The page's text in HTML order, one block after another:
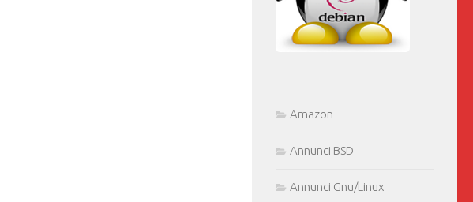
Amazon
Annunci BSD
Annunci Gnu/Linux